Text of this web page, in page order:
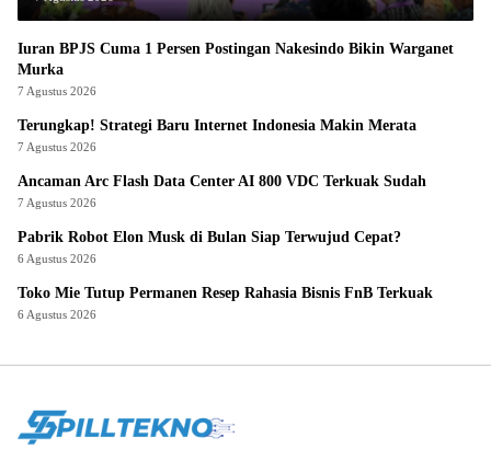
Iuran BPJS Cuma 1 Persen Postingan Nakesindo Bikin Warganet
Murka
7 Agustus 2026
Terungkap! Strategi Baru Internet Indonesia Makin Merata
7 Agustus 2026
Ancaman Arc Flash Data Center AI 800 VDC Terkuak Sudah
7 Agustus 2026
Pabrik Robot Elon Musk di Bulan Siap Terwujud Cepat?
6 Agustus 2026
Toko Mie Tutup Permanen Resep Rahasia Bisnis FnB Terkuak
6 Agustus 2026